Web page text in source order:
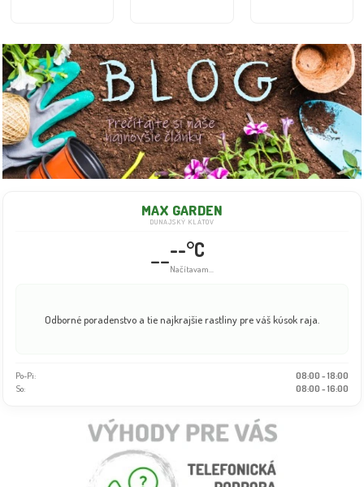
MAX GARDEN
DUNAJSKÝ KLÁTOV
----°C
Načítavam...
Odborné poradenstvo a tie najkrajšie rastliny pre váš kúsok raja.
Po-Pi:
08:00 - 18:00
So:
08:00 - 16:00